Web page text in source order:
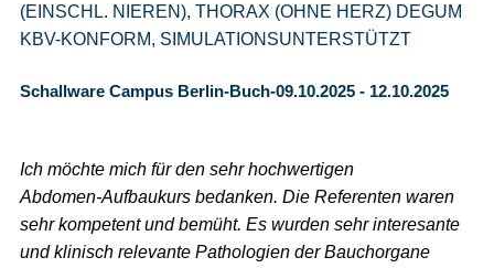
(EINSCHL. NIEREN), THORAX (OHNE HERZ) DEGUM
KBV-KONFORM, SIMULATIONSUNTERSTÜTZT
Schallware Campus Berlin-Buch-09.10.2025 - 12.10.2025
Ich möchte mich für den sehr hochwertigen
Abdomen-Aufbaukurs bedanken. Die Referenten waren
sehr kompetent und bemüht. Es wurden sehr interesante
und klinisch relevante Pathologien der Bauchorgane